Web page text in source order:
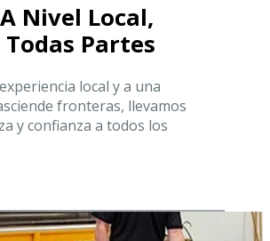
Nivel Local,
Partes
local y a una
fronteras, llevamos
y confianza a todos los